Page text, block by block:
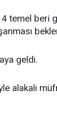
4 temel beri
geldi.
alakalı